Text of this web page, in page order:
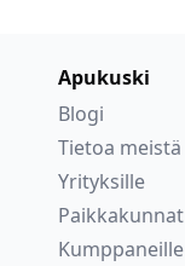
Apukuski
Blogi
Tietoa meistä
Yrityksille
Paikkakunnat
Kumppaneille